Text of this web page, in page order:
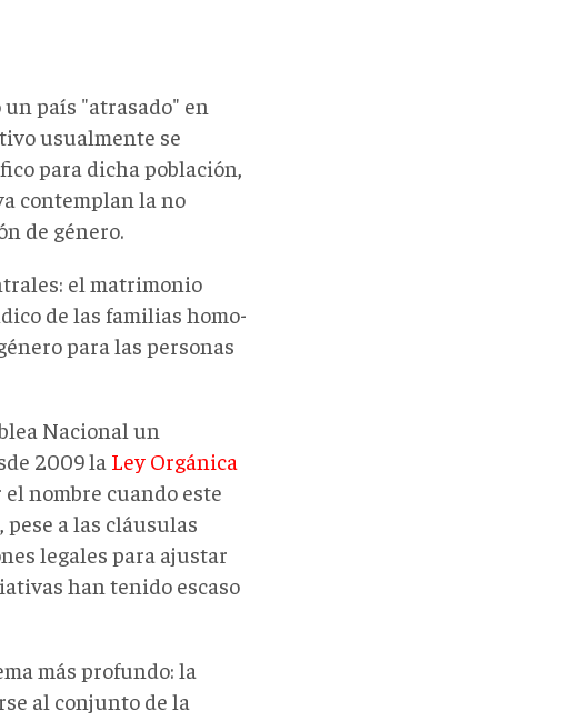
país "atrasado" en
usualmente se
para dicha población,
contemplan la no
de género.
el matrimonio
de las familias homo-
para las personas
Nacional un
2009 la Ley Orgánica
nombre cuando este
a las cláusulas
legales para ajustar
han tenido escaso
más profundo: la
al conjunto de la